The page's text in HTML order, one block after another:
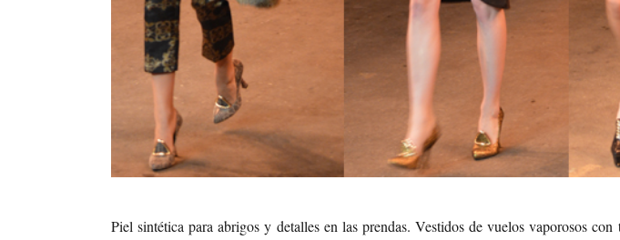
Piel sintética para abrigos y detalles en las prendas. Vestidos de vuelos vaporosos con